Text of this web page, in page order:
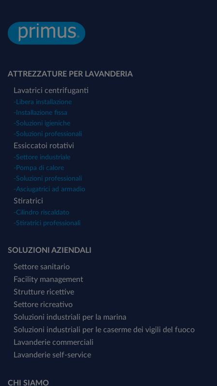
ATTREZZATURE PER LAVANDERIA
Lavatrici centrifuganti
- Libera installazione
- Installazione fissa
-Soluzioni igieniche
-Soluzioni professionali
Essiccatoi rotativi
-Settore industriale
- Pompa di calore
-Soluzioni professionali
-Asciugatrici ad armadio
Stiratrici
-Cilindro riscaldato
-Stiratrici professionali
SOLUZIONI AZIENDALI
Settore sanitario
Facility management
Strutture ricettive
Settore ricreativo
Soluzioni industriali per la marina
Soluzioni industriali per le caserme dei vigili del fuoco
Lavanderie commerciali
Lavanderie self-service
CHI SIAMO